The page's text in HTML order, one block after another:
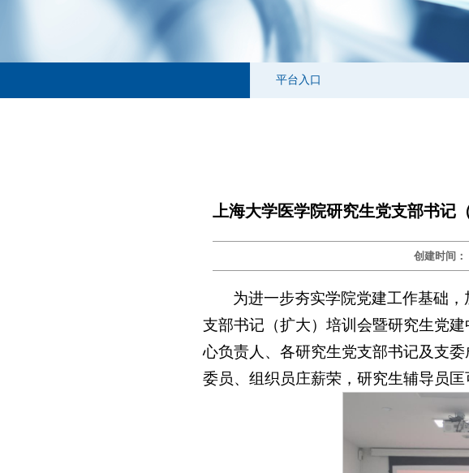
平台入口
上海大学医学院研究生党支部书记
创建时间：
为进一步夯实学院党建工作基础
支部书记（扩大）培训会暨研究生党
心负责人、各研究生党支部书记及支
委员、组织员庄薪荣，研究生辅导员